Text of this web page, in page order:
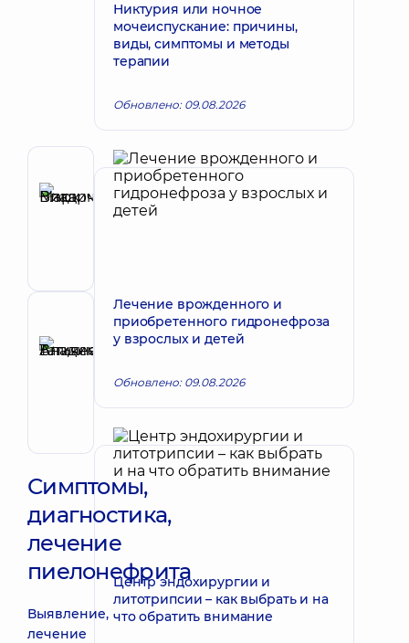
Автор
Викарчук
МаркЗапись к врачу
Рецензент
Аникеева
Владимировна
Терапевт;
Кардиолог;
Ревматолог
Симптомы,
диагностика,
лечение
пиелонефрита
Выявление,
лечение
Никтурия или ночное
мочеиспускание: причины,
виды, симптомы и методы
терапии
Обновлено: 09.08.2026
Лечение врожденного и
приобретенного гидронефроза
у взрослых и детей
Обновлено: 09.08.2026
Центр эндохирургии и
литотрипсии – как выбрать и на
что обратить внимание